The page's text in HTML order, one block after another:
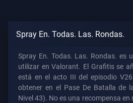
Spray En. Todas. Las. Rondas.
Spray En. Todas. Las. Rondas. es
utilizar en Valorant. El Grafitis se
está en el acto III del episodio
obtener en el Pase De Batalla de
Nivel 43). No es una recompensa